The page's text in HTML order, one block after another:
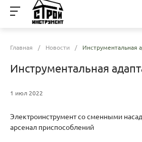
Главная / Новости / Инструментальная
Инструментальная
1 июл 2022
Электроинструмент со сменными
арсенал приспособлений